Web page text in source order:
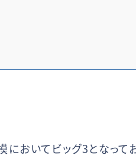
いてビッグ3となってお